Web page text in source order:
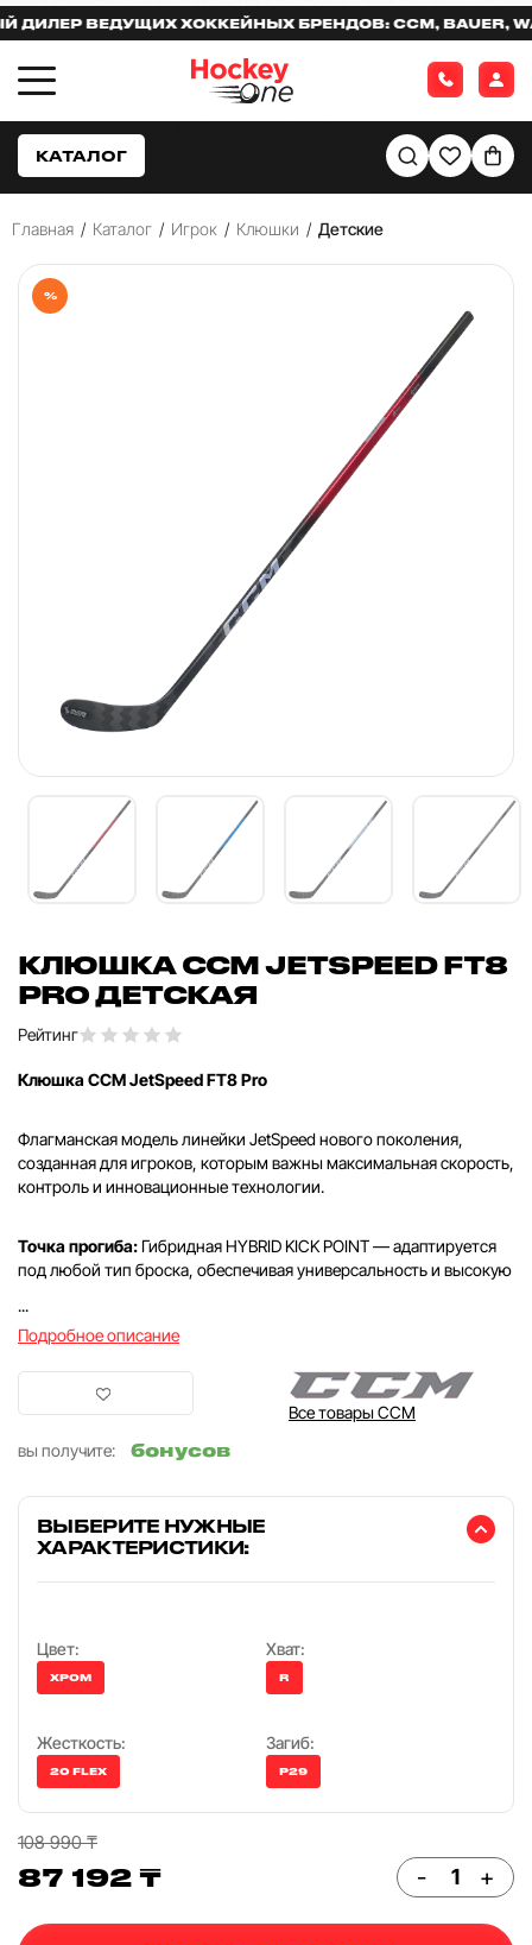
ВЕДУЩИХ ХОККЕЙНЫХ БРЕНДОВ: CCM, BAUER,
КАТАЛОГ
Главная / Каталог / Игрок / Клюшки / Детские
%
КЛЮШКА CCM JETSPEED FT8
PRO ДЕТСКАЯ
Рейтинг
Клюшка CCM JetSpeed FT8 Pro
Флагманская модель линейки JetSpeed нового поколения,
созданная для игроков, которым важны максимальная скорость,
контроль и инновационные технологии.
Точка прогиба:Гибридная HYBRID KICK POINT — адаптируется
под любой тип броска, обеспечивая универсальность и высокую
...
Подробное описание
Все товары CCM
вы получите:
бонусов
ВЫБЕРИТЕ НУЖНЫЕ
ХАРАКТЕРИСТИКИ:
Цвет:
ХРОМ
Хват:
R
Жесткость:
20 FLEX
Загиб:
P29
108 990 ₸
87 192 ₸ - +